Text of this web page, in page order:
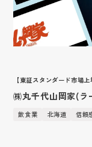
【東証スタンダード市場上
㈱丸千代山岡家(
飲食業 北海道 信頼